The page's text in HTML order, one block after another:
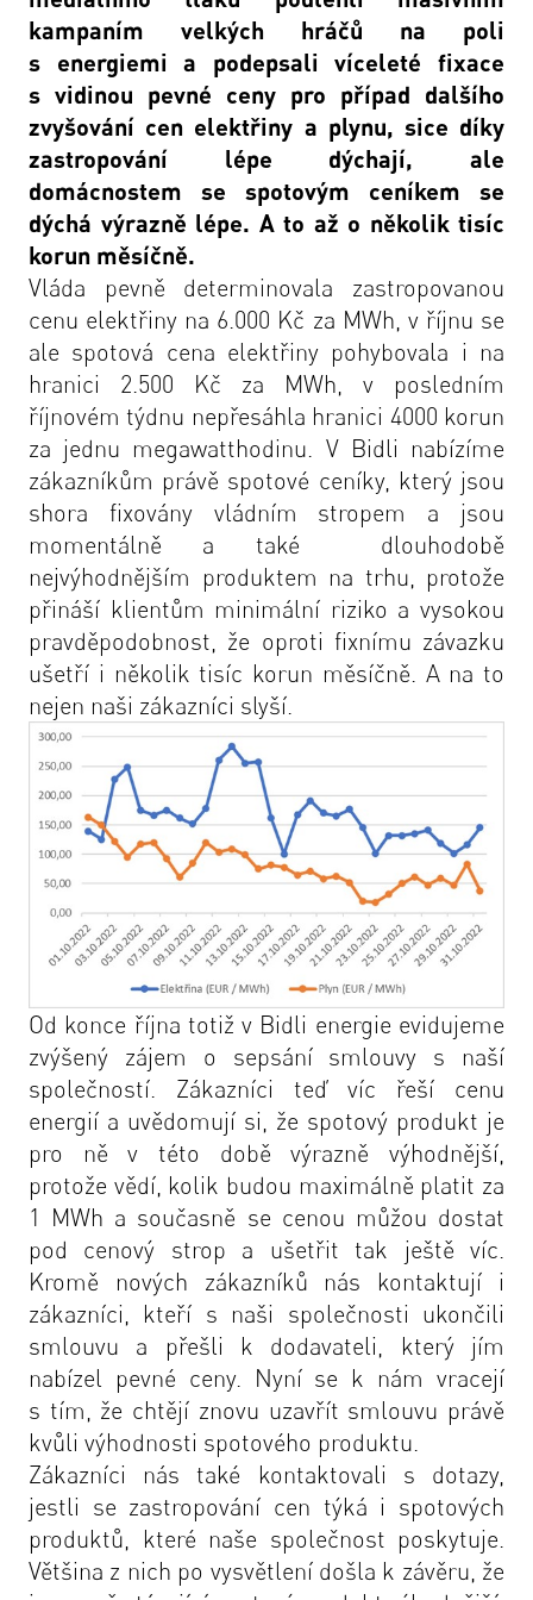
kampaním velkých hráčů na poli
s energiemi a podepsali víceleté fixace
s vidinou pevné ceny pro případ dalšího
zvyšování cen elektřiny a plynu, sice díky
zastropování lépe dýchají, ale
domácnostem se spotovým ceníkem se
dýchá výrazně lépe. A to až o několik tisíc
korun měsíčně.
Vláda pevně determinovala zastropovanou
cenu elektřiny na 6.000 Kč za MWh, v říjnu se
ale spotová cena elektřiny pohybovala i na
hranici 2.500 Kč za MWh, v posledním
říjnovém týdnu nepřesáhla hranici 4000 korun
za jednu megawatthodinu. V Bidli nabízíme
zákazníkům právě spotové ceníky, který jsou
shora fixovány vládním stropem a jsou
momentálně a také dlouhodobě
nejvýhodnějším produktem na trhu, protože
přináší klientům minimální riziko a vysokou
pravděpodobnost, že oproti fixnímu závazku
ušetří i několik tisíc korun měsíčně. A na to
nejen naši zákazníci slyší.
Od konce října totiž v Bidli energie evidujeme
zvýšený zájem o sepsání smlouvy s naší
společností. Zákazníci teď víc řeší cenu
energií a uvědomují si, že spotový produkt je
pro ně v této době výrazně výhodnější,
protože vědí, kolik budou maximálně platit za
1 MWh a současně se cenou můžou dostat
pod cenový strop a ušetřit tak ještě víc.
Kromě nových zákazníků nás kontaktují i
zákazníci, kteří s naši společnosti ukončili
smlouvu a přešli k dodavateli, který jím
nabízel pevné ceny. Nyní se k nám vracejí
s tím, že chtějí znovu uzavřít smlouvu právě
kvůli výhodnosti spotového produktu.
Zákazníci nás také kontaktovali s dotazy,
jestli se zastropování cen týká i spotových
produktů, které naše společnost poskytuje.
Většina z nich po vysvětlení došla k závěru, že